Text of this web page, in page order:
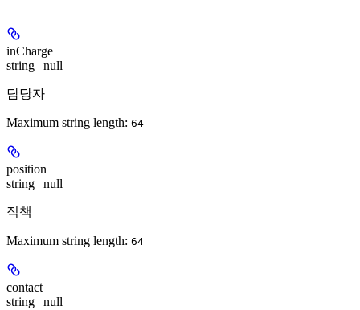
inCharge
string | null
담당자
Maximum string length: 64
position
string | null
직책
Maximum string length: 64
contact
string | null